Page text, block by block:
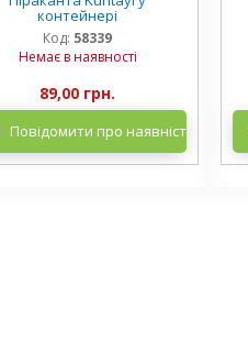
контейнері
Код: 58339
Немає в наявності
89,00 грн.
Повідомити про наявність